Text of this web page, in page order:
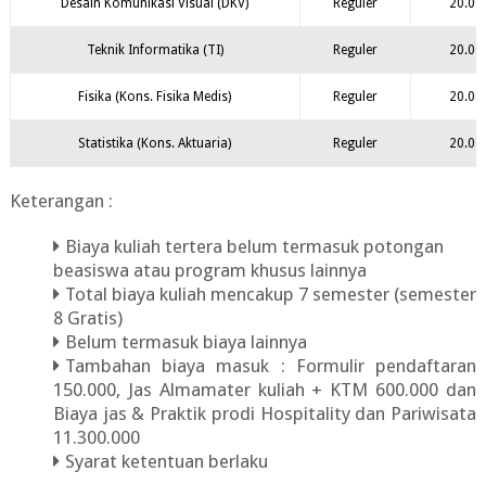
Desain Komunikasi Visual (DKV) Reguler
Teknik Informatika (TI) Reguler
Fisika (Kons. Fisika Medis) Reguler
Statistika (Kons. Aktuaria) Reguler
Keterangan :
Biaya kuliah tertera belum termasuk potongan
beasiswa atau program khusus lainnya
Total biaya kuliah mencakup 7 semester (semester
8 Gratis)
Belum termasuk biaya lainnya
Tambahan biaya masuk : Formulir pendaftaran
150.000, Jas Almamater kuliah + KTM 600.000 dan
Biaya jas & Praktik prodi Hospitality dan Pariwisata
11.300.000
Syarat ketentuan berlaku